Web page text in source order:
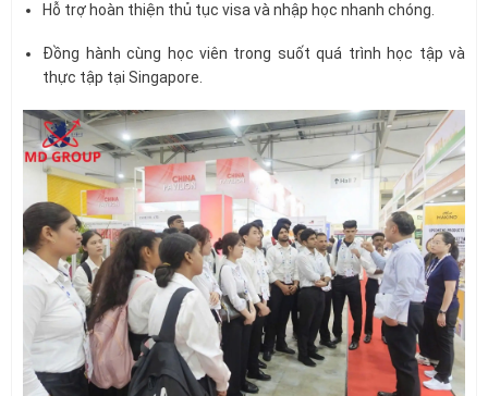
Hỗ trợ hoàn thiện thủ tục visa và nhập học nhanh chóng.
Đồng hành cùng học viên trong suốt quá trình học tập và
thực tập tại Singapore.